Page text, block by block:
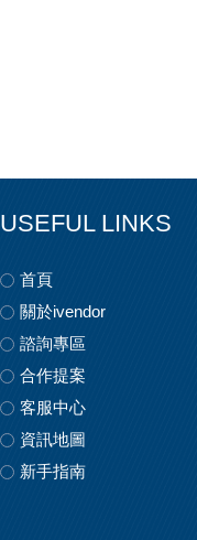
USEFUL LINKS
首頁
關於ivendor
諮詢專區
合作提案
客服中心
資訊地圖
新手指南